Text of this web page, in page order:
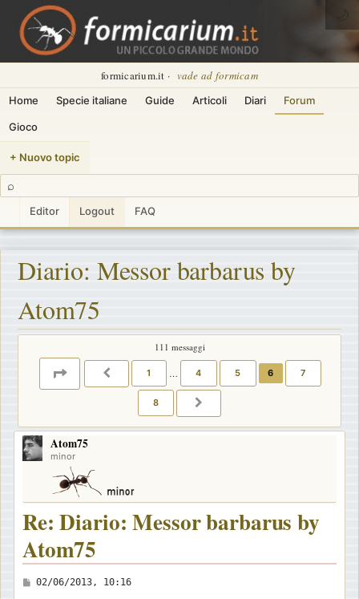
formicarium.it · vade ad formicam
Home Specie italiane Guide Articoli Diari Forum
Gioco
+ Nuovo topic
⌕
Editor Logout FAQ
🌙
Diario: Messor barbarus by
Atom75
111 messaggi
PAGINA6 PRECEDENTE
1 … 4 5 6 7
8
Atom75
minor
Re: Diario: Messor barbarus by
Atom75
M
02/06/2013, 10:16